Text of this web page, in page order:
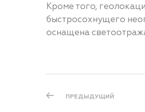
Кроме того,
быстросохнущего
оснащена
ПРЕДЫДУЩИЙ